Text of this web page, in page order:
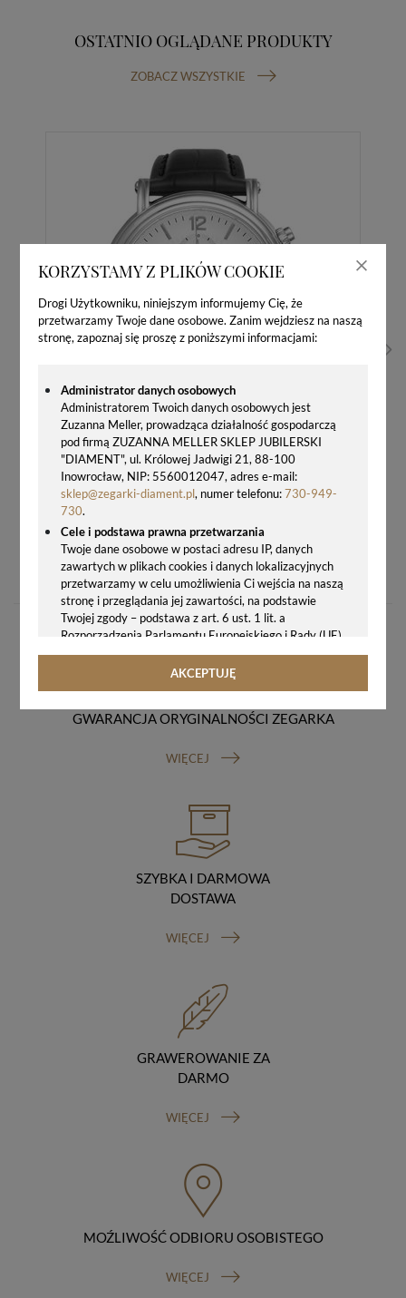
KORZYSTAMY Z PLIKÓW COOKIE
Drogi Użytkowniku, niniejszym informujemy Cię, że
przetwarzamy Twoje dane osobowe. Zanim wejdziesz na naszą
stronę, zapoznaj się proszę z poniższymi informacjami:
Administrator danych osobowych
Administratorem Twoich danych osobowych jest
Zuzanna Meller, prowadząca działalność gospodarczą
pod firmą ZUZANNA MELLER SKLEP JUBILERSKI
"DIAMENT", ul. Królowej Jadwigi 21, 88-100
Inowrocław, NIP: 5560012047, adres e-mail:
sklep@zegarki-diament.pl, numer telefonu:730-949-
730.
Cele i podstawa prawna przetwarzania
Twoje dane osobowe w postaci adresu IP, danych
zawartych w plikach cookies i danych lokalizacyjnych
przetwarzamy w celu umożliwienia Ci wejścia na naszą
stronę i przeglądania jej zawartości, na podstawie
Twojej zgody – podstawa z art. 6 ust. 1 lit. a
Rozporządzenia Parlamentu Europejskiego i Rady (UE)
2016/679 z 27.04.2016 r. w sprawie ochrony osób
fizycznych w związku z przetwarzaniem danych
rozporządzenie o ochronie danych, tj. RODO).
Twoje dane osobowe możemy udostępniać
poleceniami. Przekazujemy Twoje dane poza teren
Okres przechowywania danych
udzielonej przez Ciebie zgody.
otrzymania ich kopii, prawo do sprostowania
abyśmy przetwarzali Twoje dane, możesz zażądać,
abyśmy je usunęli), prawo do ograniczenia
przetwarzania danych (możesz zażądać, abyśmy
ograniczyli przetwarzanie Twoich danych osobowych
wyłącznie do ich przechowywania lub wykonywania
uzgodnionych z Tobą działań, jeżeli Twoim zdaniem
przetwarzamy je bezpodstawnie), prawo do wniesienia
sprzeciwu wobec przetwarzania danych, prawo do
organu nadzorczego (Prezesa Urzędu Ochrony Danych
Osobowych, ul. Stawki 2, 00-193 Warszawa) oraz
prawo do cofnięcia zgody na przetwarzanie danych
osobowych (masz prawo cofnięcia zgody na
przetwarzanie danych w dowolnym momencie;
zgody przed jej cofnięciem). W celu wykonania swoich
AKCEPTUJĘ
OSTATNIO OGLĄDANE PRODUKTY
ZOBACZ WSZYSTKIE
1005,00 zł
GWARANCJA ORYGINALNOŚCI ZEGARKA
WIĘCEJ
SZYBKA I DARMOWA
DOSTAWA
WIĘCEJ
GRAWEROWANIE ZA
DARMO
WIĘCEJ
MOŹLIWOŚĆ ODBIORU OSOBISTEGO
WIĘCEJ